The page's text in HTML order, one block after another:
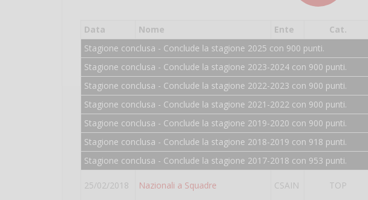
Data Nome Ente Cat.
Stagione conclusa - Conclude la stagione 2025 con 900 punti.
Stagione conclusa - Conclude la stagione 2023-2024 con 900 punti.
Stagione conclusa - Conclude la stagione 2022-2023 con 900 punti.
Stagione conclusa - Conclude la stagione 2021-2022 con 900 punti.
Stagione conclusa - Conclude la stagione 2019-2020 con 900 punti.
Stagione conclusa - Conclude la stagione 2018-2019 con 918 punti.
Stagione conclusa - Conclude la stagione 2017-2018 con 953 punti.
25/02/2018 Nazionali a Squadre CSAIN TOP